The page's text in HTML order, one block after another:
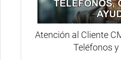
Atención al Cliente
Teléfonos y